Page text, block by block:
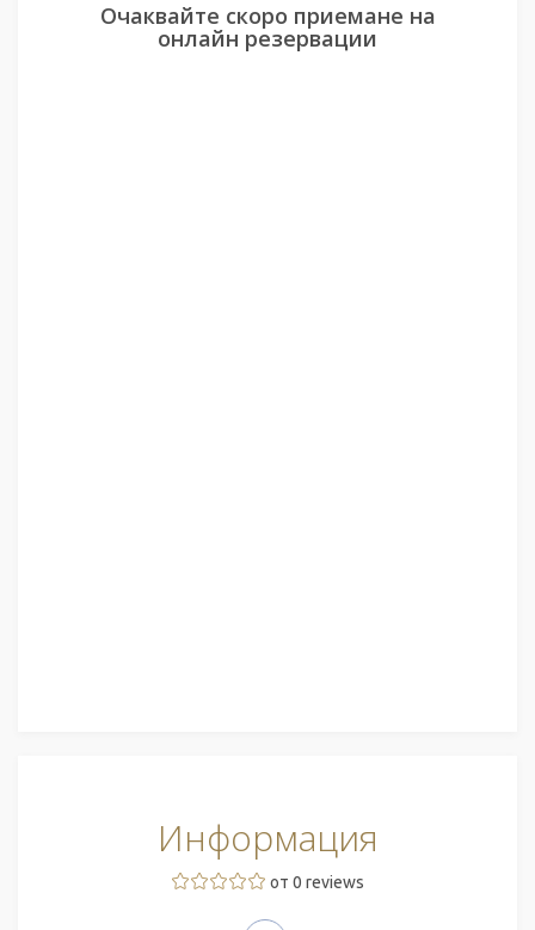
Очаквайте скоро приемане на
онлайн резервации
Информация
от 0 reviews